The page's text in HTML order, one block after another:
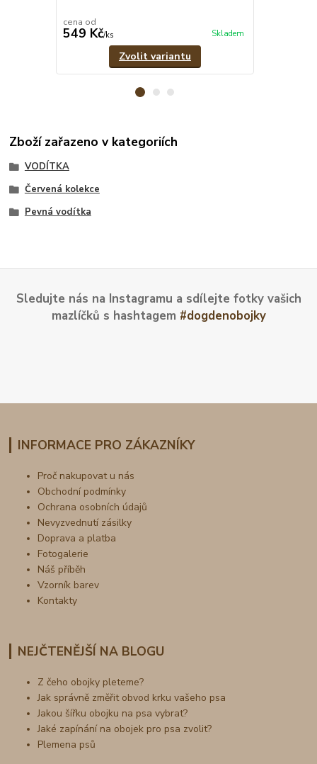
cena od
549 Kč/ks Skladem
Zvolit variantu
Zboží zařazeno v kategoriích
VODÍTKA
Červená kolekce
Pevná vodítka
Sledujte nás na Instagramu a sdílejte fotky vašich
mazlíčků s hashtagem #dogdenobojky
INFORMACE PRO ZÁKAZNÍKY
Proč nakupovat u nás
Obchodní podmínky
Ochrana osobních údajů
Nevyzvednutí zásilky
Doprava a platba
Fotogalerie
Náš příběh
Vzorník barev
Kontakty
NEJČTENĚJŠÍ NA BLOGU
Z čeho obojky pleteme?
Jak správně změřit obvod krku vašeho psa
Jakou šířku obojku na psa vybrat?
Jaké zapínání na obojek pro psa zvolit?
Plemena psů